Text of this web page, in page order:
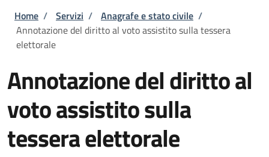
Briciole di pane
Home / Servizi / Anagrafe e stato civile /
Annotazione del diritto al voto assistito sulla tessera
elettorale
Annotazione del diritto al
voto assistito sulla
tessera elettorale